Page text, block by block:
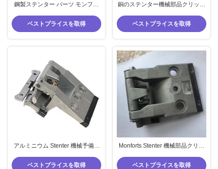
鋼製ステンター パーツ モンフォ
ンフォート パーツを使用
ベストプライスを取得
銅のステンター機械部品クリップ
プ
ベストプライスを取得
アルミニウム Stenter 機械予備品
ベストプライスを取得
Monforts Stenter 機械部品クリッ
プ部品
ベストプライスを取得